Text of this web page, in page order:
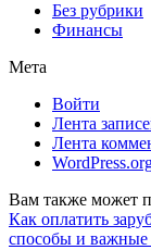
Без рубрики
Финансы
Мета
Войти
Лента
Лента
Вам также может
Как оплатить
способы и